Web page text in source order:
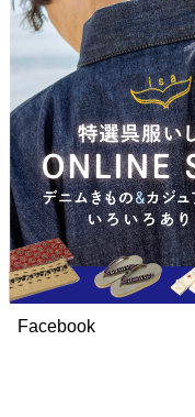
Facebook